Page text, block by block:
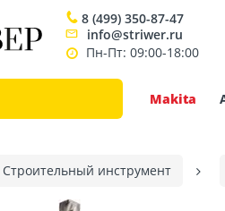
8 (499) 350-87-47
info@striwer.ru
Пн-Пт: 09:00-18:00
Makita
Строительный инструмент